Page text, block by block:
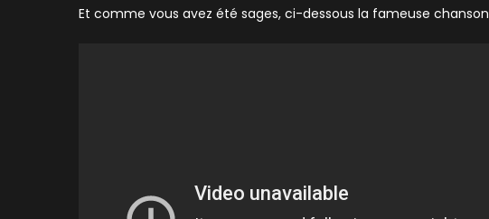
Et comme vous avez été sages, ci-dessous la fameuse